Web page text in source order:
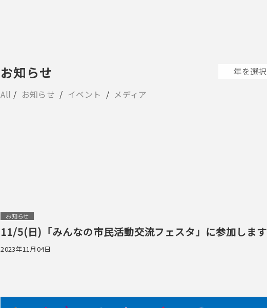
お知らせ
All お知らせ イベント メディア
お知らせ
11/5(日)「みんなの市民活動交流フェスタ」に参加します
2023年11月04日